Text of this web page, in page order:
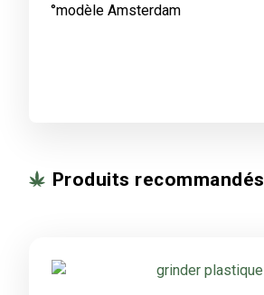
°modèle Amsterdam
Produits recommandés